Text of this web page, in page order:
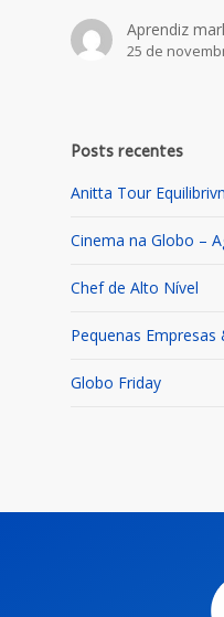
Aprendiz
25 de
Posts recentes
Anitta Tour
Cinema na Globo –
Chef de Alto Nível
Pequenas
Globo Friday